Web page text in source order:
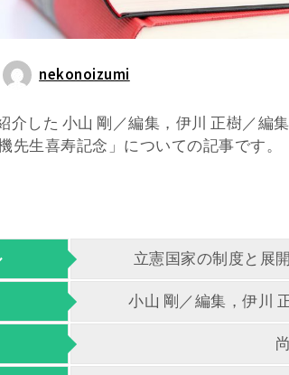
nekonoizumi
介した 小山 剛／編集，伊川 正樹／編
先生喜寿記念」についての記事です。
立憲国家の制度と展
小山 剛／編集，伊川